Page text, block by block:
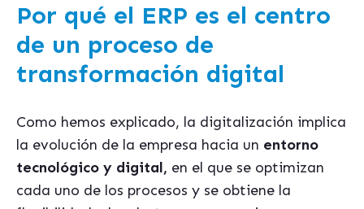
Por qué el ERP es el centro
de un proceso de
transformación digital
Como hemos explicado, la digitalización implica
la evolución de la empresa hacia un entorno
tecnológico y digital, en el que se optimizan
cada uno de los procesos y se obtiene la